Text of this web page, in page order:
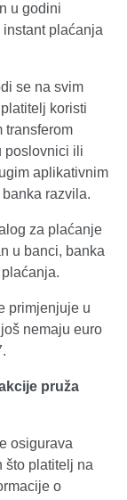
u godini
plaćanja
se na svim
koristi
transferom
poslovnici ili
aplikativnim
razvila.
za plaćanje
u banci, banka
primjenjuje u
nemaju euro
pruža
osigurava
što platitelj na
o